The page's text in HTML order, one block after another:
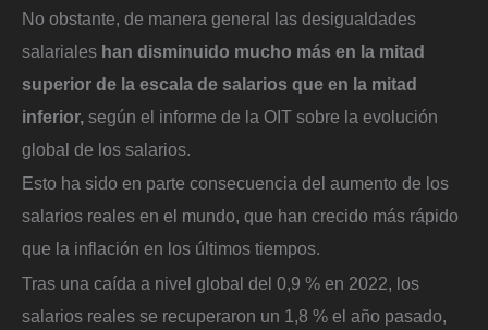
No obstante, de manera general las desigualdades
salariales han disminuido mucho más en la mitad
superior de la escala de salarios que en la mitad
inferior, según el informe de la OIT sobre la evolución
global de los salarios.
Esto ha sido en parte consecuencia del aumento de los
salarios reales en el mundo, que han crecido más rápido
que la inflación en los últimos tiempos.
Tras una caída a nivel global del 0,9 % en 2022, los
salarios reales se recuperaron un 1,8 % el año pasado,